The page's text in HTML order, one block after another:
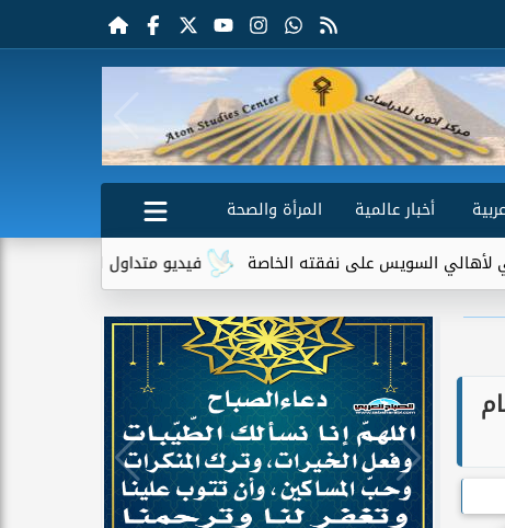
أخبار عالمية
المرأة والصحة
فيديو متداول لسيدة مسنة أمام منزلها
على نفقته الخاصة